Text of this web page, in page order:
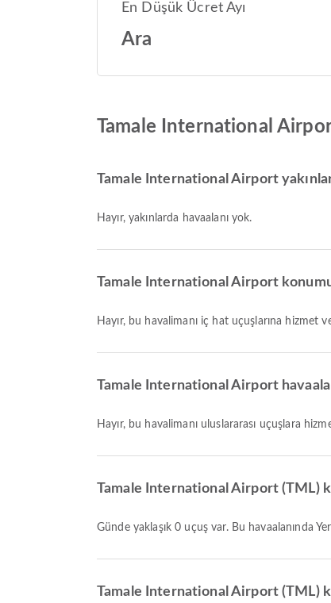
En Düşük Ücret Ayı
Ara
Tamale International
Tamale International Airport
Hayır, yakınlarda havaalanı yok.
Tamale International Airport
Hayır, bu havalimanı iç hat uçuşlarına hizmet
Tamale International Airport
Hayır, bu havalimanı uluslararası uçuşlara
Tamale International Airport (TML)
Günde yaklaşık 0 uçuş var. Bu havaalanında
Tamale International Airport (TML)